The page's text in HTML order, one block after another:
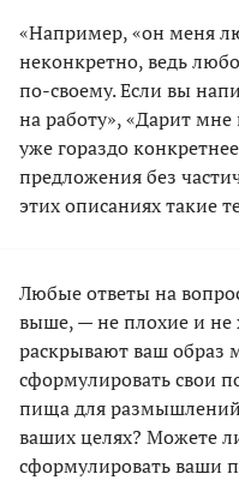
«Например, «он меня
неконкретно, ведь
по-своему. Если вы
на работу», «Дарит
уже гораздо
предложения без
этих описаниях такие
Любые ответы на
выше, — не плохие и
раскрывают ваш образ
сформулировать свои
пища для
ваших целях? Можете
сформулировать ваши